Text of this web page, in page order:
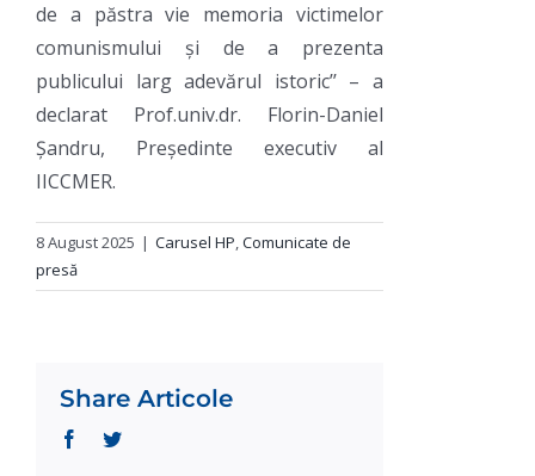
de a păstra vie memoria victimelor
comunismului și de a prezenta
publicului larg adevărul istoric’’ – a
declarat Prof.univ.dr. Florin-Daniel
Șandru, Președinte executiv al
IICCMER.
8 August 2025 | Carusel HP,Comunicate de
presă
Share Articole
FacebookTwitter